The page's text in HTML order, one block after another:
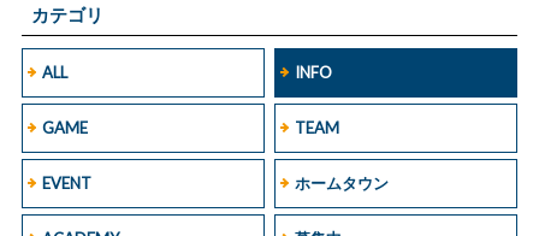
カテゴリ
ALL INFO
GAME TEAM
EVENT ホームタウン